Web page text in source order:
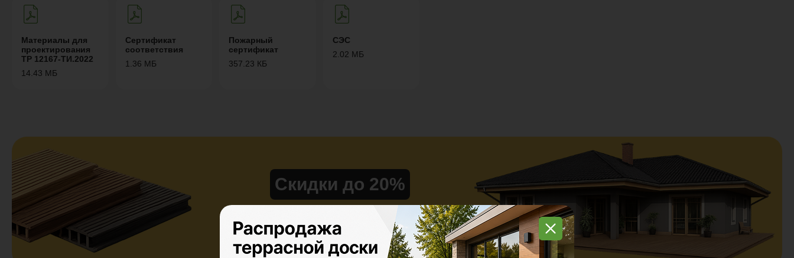
Материалы для
проектирования
ТР 12167-ТИ.2022
14.43 МБ
Сертификат
соответствия
1.36 МБ
Пожарный
сертификат
357.23 КБ
СЭС
2.02 МБ
Скидки до 20%
на материалы из ДПК при
заказе проекта
под ключ